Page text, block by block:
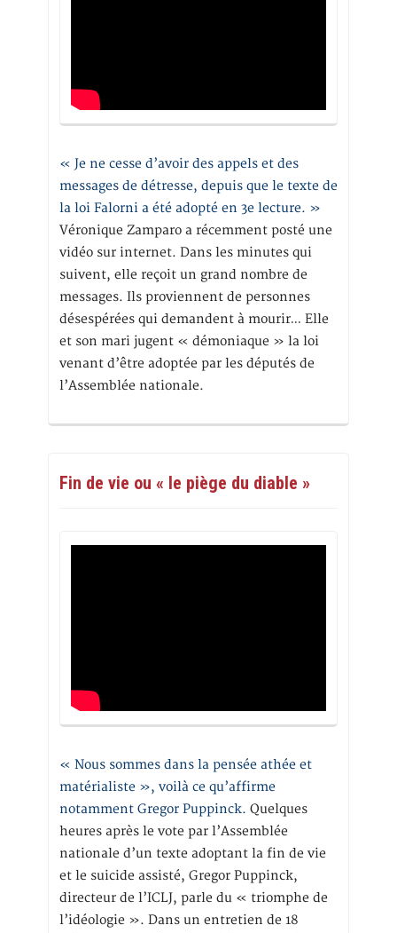
« Je ne cesse d’avoir des appels et des
messages de détresse, depuis que le texte de
la loi Falorni a été adopté en 3e lecture. »
Véronique Zamparo a récemment posté une
vidéo sur internet. Dans les minutes qui
suivent, elle reçoit un grand nombre de
messages. Ils proviennent de personnes
désespérées qui demandent à mourir… Elle
et son mari jugent « démoniaque » la loi
venant d’être adoptée par les députés de
l’Assemblée nationale.
Fin de vie ou « le piège du diable »
« Nous sommes dans la pensée athée et
matérialiste », voilà ce qu’affirme
notamment Gregor Puppinck. Quelques
heures après le vote par l’Assemblée
nationale d’un texte adoptant la fin de vie
et le suicide assisté, Gregor Puppinck,
directeur de l’ICLJ, parle du « triomphe de
l’idéologie ». Dans un entretien de 18